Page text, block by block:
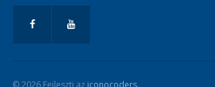
© 2026 Fejleszti az iconocoders.